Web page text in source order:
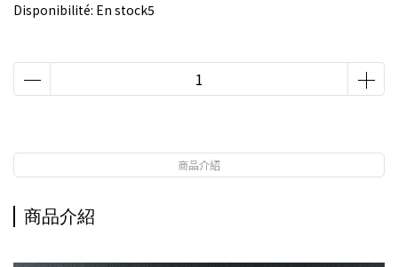
Disponibilité: En stock5
商品介紹
商品介紹